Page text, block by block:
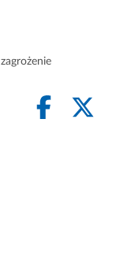
zagrożenie